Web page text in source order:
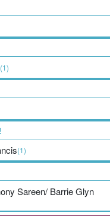
(1)
(1)
Sareen/ Barrie Glyn